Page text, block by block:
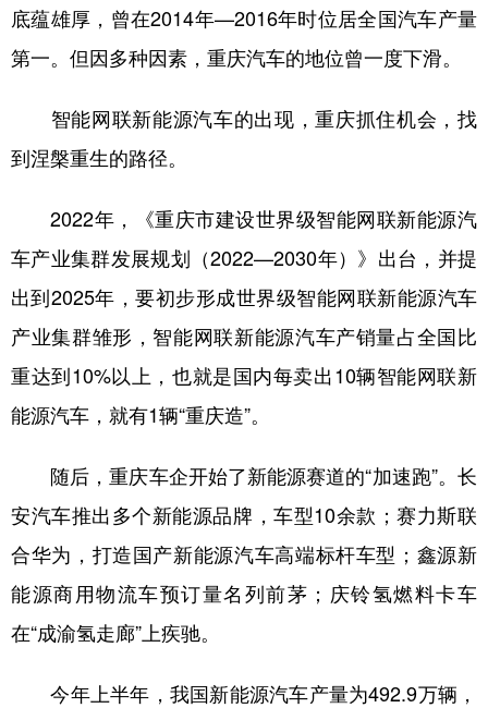
底蕴雄厚，曾在2014年—2016年时位居全国汽车产量
第一。但因多种因素，重庆汽车的地位曾一度下滑。
智能网联新能源汽车的出现，重庆抓住机会，找
到涅槃重生的路径。
2022年，《重庆市建设世界级智能网联新能源汽
车产业集群发展规划（2022—2030年）》出台，并提
出到2025年，要初步形成世界级智能网联新能源汽车
产业集群雏形，智能网联新能源汽车产销量占全国比
重达到10%以上，也就是国内每卖出10辆智能网联新
能源汽车，就有1辆“重庆造”。
随后，重庆车企开始了新能源赛道的“加速跑”。长
安汽车推出多个新能源品牌，车型10余款；赛力斯联
合华为，打造国产新能源汽车高端标杆车型；鑫源新
能源商用物流车预订量名列前茅；庆铃氢燃料卡车
在“成渝氢走廊”上疾驰。
今年上半年，我国新能源汽车产量为492.9万辆，